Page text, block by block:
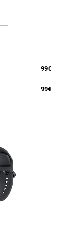
99€
99€